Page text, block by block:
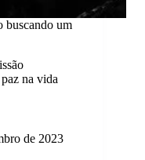
buscando um
na vida
de 2023